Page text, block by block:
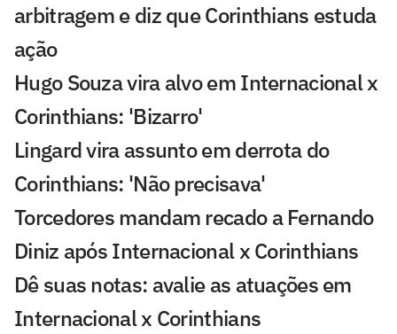
arbitragem e diz que Corinthians estuda
ação
Hugo Souza vira alvo em Internacional x
Corinthians: 'Bizarro'
Lingard vira assunto em derrota do
Corinthians: 'Não precisava'
Torcedores mandam recado a Fernando
Diniz após Internacional x Corinthians
Dê suas notas: avalie as atuações em
Internacional x Corinthians